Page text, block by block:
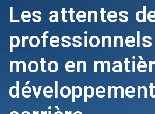
Les attentes
moto en